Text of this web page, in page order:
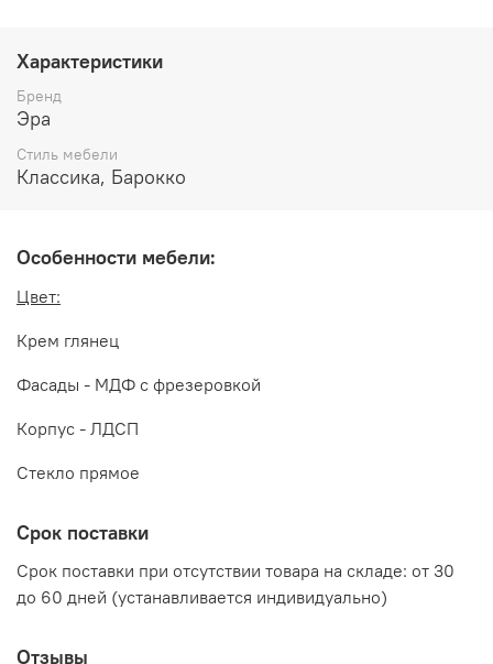
Витрина левая 850*460*2300 мм
Цвет:
Крем
Декоративные накладки и элементы гостиной МОНА
ЛИЗА выполнены из ППУ и ПУ
патиной, сверху покрыто лаком
Производитель:
Мебельная компания ЭРА
Характеристики
Бренд
Эра
Стиль мебели
Классика, Барокко
Особенности мебели:
Цвет:
Крем глянец
Фасады - МДФ с фрезеровкой
Корпус - ЛДСП
Стекло прямое
Срок поставки
Срок поставки при отсутствии товара на складе: от 30
до 60 дней (устанавливается индивидуально)
Отзывы